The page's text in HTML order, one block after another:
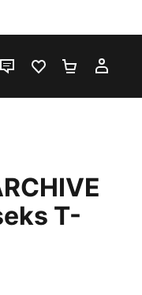
LIVE CHATFAVORIETEN 0
T-